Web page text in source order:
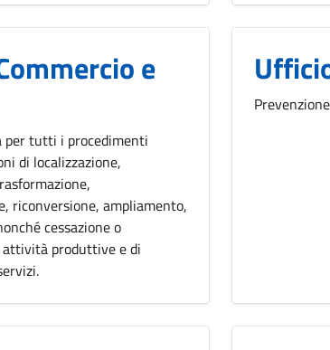
e
per tutti i procedimenti
di localizzazione,
riconversione, ampliamento,
cessazione o
produttive e di